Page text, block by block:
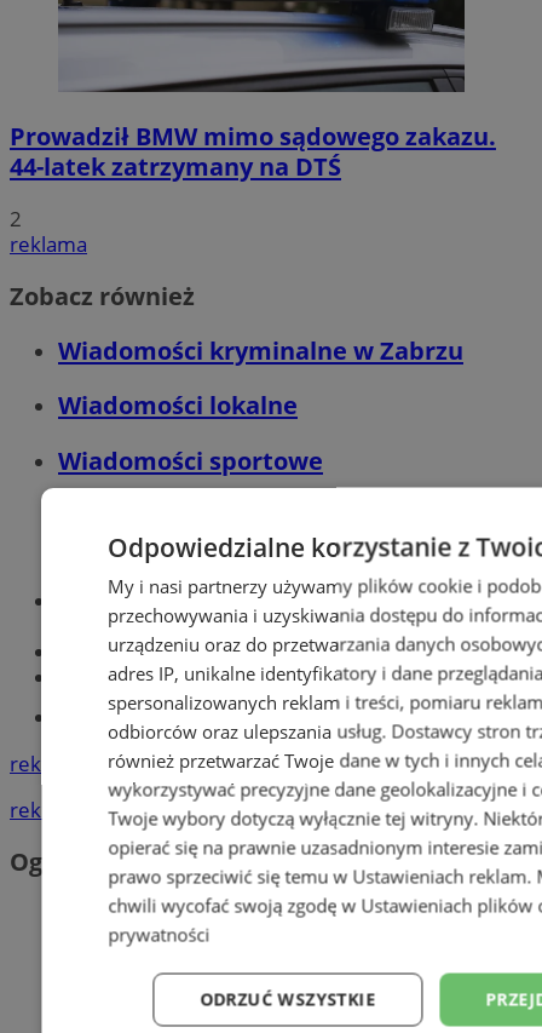
Prowadził BMW mimo sądowego zakazu.
44-latek zatrzymany na DTŚ
2
reklama
Zobacz również
Wiadomości kryminalne w Zabrzu
Wiadomości lokalne
Wiadomości sportowe
Optyk, okulista
Zabrze
Największy sklep z częściami online!
Książeczka sanepidowska
Tworzenie stron www -Zabrze
reklama
reklama
Ogłoszenia
Odpowiedzialne korzystanie z
My i nasi partnerzy używamy plików cookie i
przechowywania i uzyskiwania dostępu do
urządzeniu oraz do przetwarzania danych
adres IP, unikalne identyfikatory i dane
spersonalizowanych reklam i treści, pomiaru
odbiorców oraz ulepszania usług. Dostawcy stron
również przetwarzać Twoje dane w tych i innych
wykorzystywać precyzyjne dane geolokalizacyjne i
Twoje wybory dotyczą wyłącznie tej witryny.
opierać się na prawnie uzasadnionym interesie
prawo sprzeciwić się temu w Ustawieniach reklam.
chwili wycofać swoją zgodę w Ustawieniach plików
prywatności
ODRZUĆ WSZYSTKIE